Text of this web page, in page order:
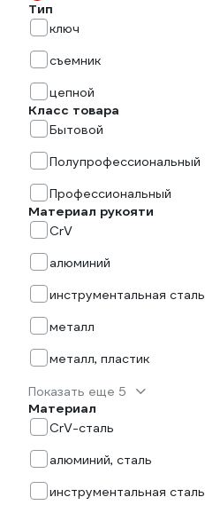
Тип
ключ
съемник
цепной
Класс товара
Бытовой
Полупрофессиональный
Профессиональный
Материал рукояти
CrV
алюминий
инструментальная сталь
металл
металл, пластик
Показать еще 5
Материал
CrV-сталь
алюминий, сталь
инструментальная сталь